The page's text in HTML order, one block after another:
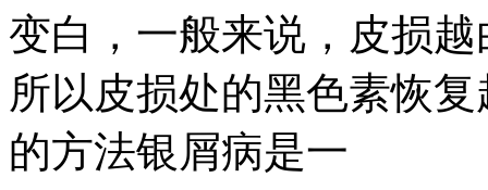
变白，一般来说，皮损
所以皮损处的黑色素恢
的方法银屑病是一